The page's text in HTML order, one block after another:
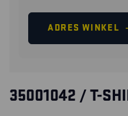
ADRES WINKEL
35001042 / T-